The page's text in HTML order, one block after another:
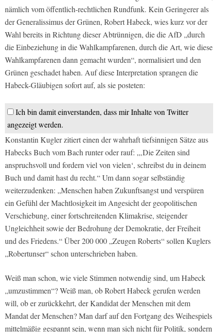
nämlich vom öffentlich-rechtlichen Rundfunk. Kein Geringerer als
der Generalissimus der Grünen, Robert Habeck, wies kurz vor der
Wahl bereits in Richtung dieser Abtrünnigen, die die AfD „durch
die Einbeziehung in die Wahlkampfarenen, durch die Art, wie diese
Wahlkampfarenen dann gemacht wurden“, normalisiert und den
Grünen geschadet haben. Auf diese Interpretation sprangen die
Habeck-Gläubigen sofort auf, als sie posteten:
Ich bin damit einverstanden, dass mir Inhalte von Twitter
angezeigt werden.
Konstantin Kugler zitiert einen der wahrhaft tiefsinnigen Sätze aus
Habecks Buch vom Bach runter oder rauf: „‚Die Zeiten sind
anspruchsvoll und fordern viel von vielen‘, schreibst du in deinem
Buch und damit hast du recht.“ Um dann sogar selbständig
weiterzudenken: „Menschen haben Zukunftsangst und verspüren
ein Gefühl der Machtlosigkeit im Angesicht der geopolitischen
Verschiebung, einer fortschreitenden Klimakrise, steigender
Ungleichheit sowie der Bedrohung der Demokratie, der Freiheit
und des Friedens.“ Über 200 000 „Zeugen Roberts“ sollen Kuglers
„Robertunser“ schon unterschrieben haben.
Weiß man schon, wie viele Stimmen notwendig sind, um Habeck
„umzustimmen“? Weiß man, ob Robert Habeck gerufen werden
will, ob er zurückkehrt, der Kandidat der Menschen mit dem
Mandat der Menschen? Man darf auf den Fortgang des Weihespiels
mittelmäßig gespannt sein, wenn man sich nicht für Politik, sondern